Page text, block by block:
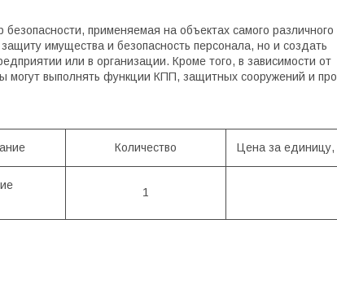
применяемая на объектах самого
имущества и безопасность персонала, но и создать
или в организации. Кроме того, в зависимости от
могут выполнять функции КПП, защитных сооружений и
Количество Цена за единицу,
1